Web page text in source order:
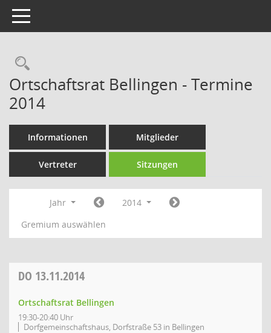
Toggle navigation
Rechercheauswahl
Ortschaftsrat Bellingen - Termine
2014
Informationen Mitglieder
Vertreter Sitzungen
Jahr
2014
Gremium auswählen
DO 13.11.2014
Ortschaftsrat Bellingen
19:30-20:40 Uhr
Dorfgemeinschaftshaus, Dorfstraße 53 in Bellingen